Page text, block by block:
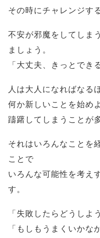
その時にチャレンジす
不安が邪魔をしてしま
ましょう。
「大丈夫、きっとでき
人は大人になればなる
何か新しいことを始め
躊躇してしまうことが
それはいろんなことを
ことで
いろんな可能性を考え
す。
「失敗したらどうしよ
「もしもうまくいかな